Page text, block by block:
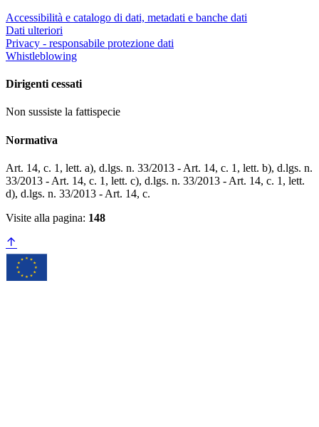
Accessibilità e catalogo di dati, metadati e banche dati
Dati ulteriori
Privacy - responsabile protezione dati
Whistleblowing
Dirigenti cessati
Non sussiste la fattispecie
Normativa
Art. 14, c. 1, lett. a), d.lgs. n. 33/2013 - Art. 14, c. 1, lett. b), d.lgs. n.
33/2013 - Art. 14, c. 1, lett. c), d.lgs. n. 33/2013 - Art. 14, c. 1, lett.
d), d.lgs. n. 33/2013 - Art. 14, c.
Visite alla pagina: 148